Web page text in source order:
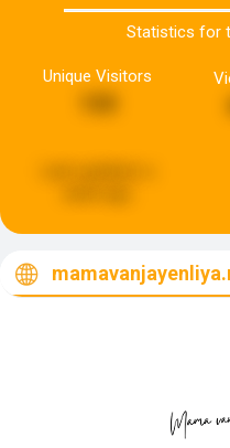
Statistics for
Unique Visitors